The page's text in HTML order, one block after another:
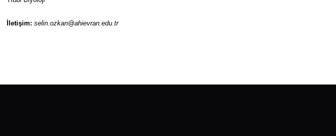
İletişim: selin.ozkan@ahievran.edu.tr